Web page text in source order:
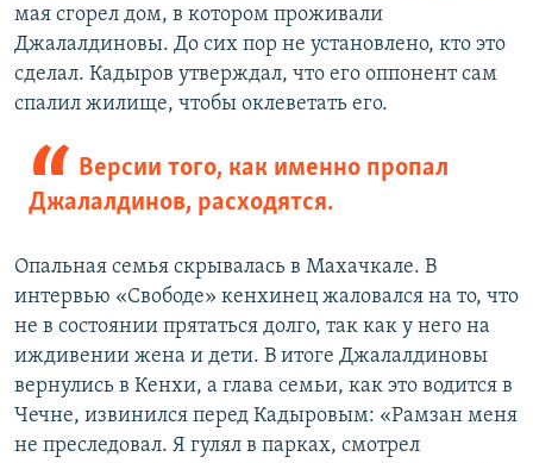
мая сгорел дом, в котором проживали
Джалалдиновы. До сих пор не установлено, кто это
сделал. Кадыров утверждал, что его оппонент сам
спалил жилище, чтобы оклеветать его.
Версии того, как именно пропал
Джалалдинов, расходятся.
Опальная семья скрывалась в Махачкале. В
интервью «Свободе» кенхинец жаловался на то, что
не в состоянии прятаться долго, так как у него на
иждивении жена и дети. В итоге Джалалдиновы
вернулись в Кенхи, а глава семьи, как это водится в
Чечне, извинился перед Кадыровым: «Рамзан меня
не преследовал. Я гулял в парках, смотрел